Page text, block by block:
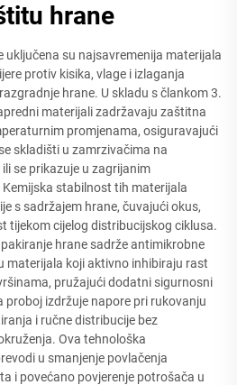
hrane
uključena su najsavremenija materijala
protiv kisika, vlage i izlaganja
hrane. U skladu s člankom 3.
materijali zadržavaju zaštitna
promjenama, osiguravajući
skladišti u zamrzivačima na
se prikazuje u zagrijanim
stabilnost tih materijala
s sadržajem hrane, čuvajući okus,
tijekom cijelog distribucijskog ciklusa.
hrane sadrže antimikrobne
materijala koji aktivno inhibiraju rast
pružajući dodatni sigurnosni
proboj izdržuje napore pri rukovanju
i ručne distribucije bez
Ova tehnološka
u smanjenje povlačenja
i povećano povjerenje potrošača u